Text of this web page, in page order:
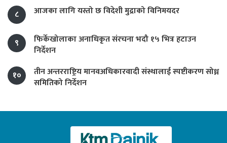
८ आजका लागि यस्तो छ विदेशी मुद्राको विनिमयदर
९
फिर्केखोलाका अनाधिकृत संरचना भदौ १५ भित्र हटाउन
निर्देशन
१०
तीन अन्तरराष्ट्रिय मानवअधिकारवादी संस्थालाई स्पष्टीकरण सोध्न
समितिको निर्देशन